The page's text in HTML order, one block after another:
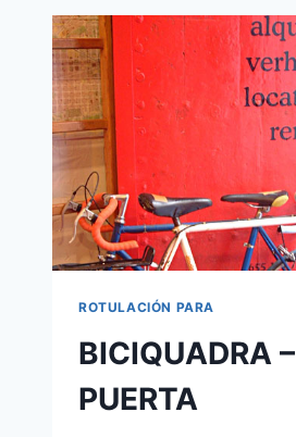
ROTULACIÓN PARA
BICIQUADRA –
PUERTA